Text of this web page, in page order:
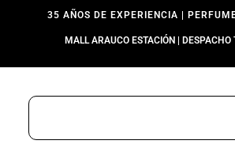
35 AÑOS DE EXPERIENCIA |
MALL ARAUCO ESTACIÓN | DESPACHO